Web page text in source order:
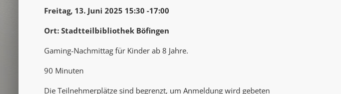
Freitag, 13. Juni 2025 15:30 -17:00
Ort: Stadtteilbibliothek Böfingen
Gaming-Nachmittag für Kinder ab 8 Jahre.
90 Minuten
Die Teilnehmerplätze sind begrenzt, um Anmeldung wird gebeten